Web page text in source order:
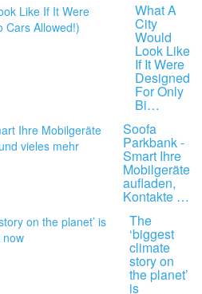
What A
City
Would
Look Like
If It Were
Designed
For Only
Bi…
Soofa
Parkbank -
Smart Ihre
Mobilgeräte
aufladen,
Kontakte …
The
‘biggest
climate
story on
the planet’
is